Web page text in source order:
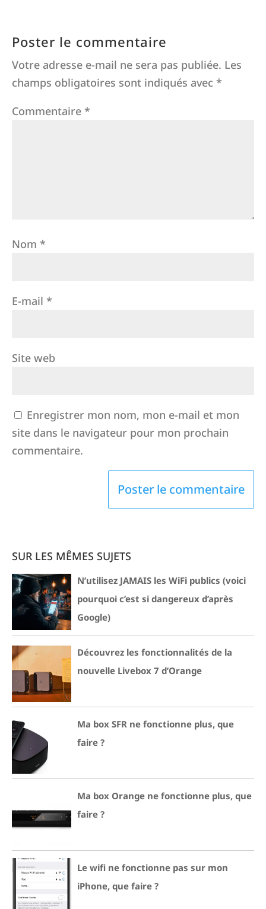
Poster le commentaire
Votre adresse e-mail ne sera pas publiée. Les
champs obligatoires sont indiqués avec *
Commentaire *
Nom *
E-mail *
Site web
Enregistrer mon nom, mon e-mail et mon
site dans le navigateur pour mon prochain
commentaire.
SUR LES MÊMES SUJETS
N’utilisez JAMAIS les WiFi publics (voici
pourquoi c’est si dangereux d’après
Google)
Découvrez les fonctionnalités de la
nouvelle Livebox 7 d’Orange
Ma box SFR ne fonctionne plus, que
faire ?
Ma box Orange ne fonctionne plus, que
faire ?
Le wifi ne fonctionne pas sur mon
iPhone, que faire ?